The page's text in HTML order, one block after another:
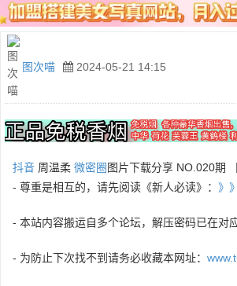
图次喵 2024-05-21 14:15
抖音 周温柔 微密圈 图片下载分享 NO.020期
- 尊重是相互的，请先阅读《新人必读》： 》
- 本站内容搬运自多个论坛，解压密码已在对
- 为防止下次找不到请务必收藏本网址：